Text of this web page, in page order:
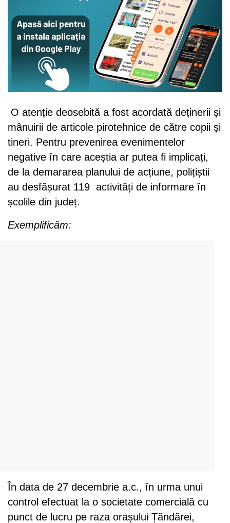
O atenție deosebită a fost acordată deținerii și
mânuirii de articole pirotehnice de către copii și
tineri. Pentru prevenirea evenimentelor
negative în care aceștia ar putea fi implicați,
de la demararea planului de acțiune, polițiștii
au desfășurat 119 activități de informare în
școlile din județ.
Exemplificăm:
În data de 27 decembrie a.c., în urma unui
control efectuat la o societate comercială cu
punct de lucru pe raza orașului Țăndărei,